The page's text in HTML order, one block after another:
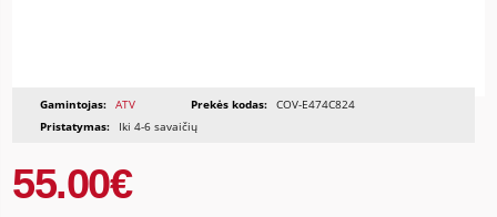
Gamintojas: ATV Prekės kodas: COV-E474C824
Pristatymas:
Iki 4-6 savaičių
55.00€